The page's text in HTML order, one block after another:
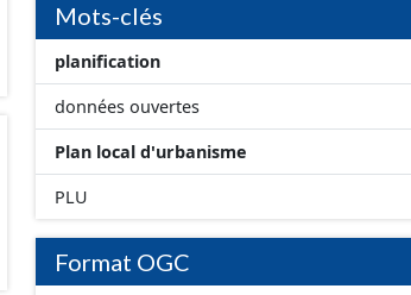
Mots-clés
planification
données ouvertes
Plan local d'urbanisme
PLU
Format OGC